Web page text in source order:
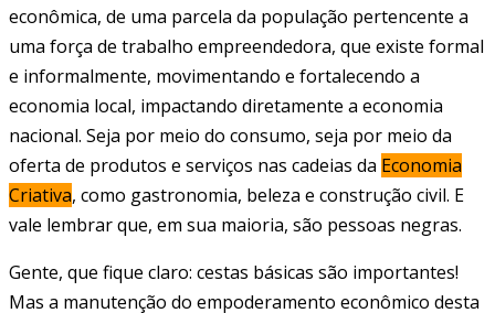
econômica, de uma parcela da população pertencente a
uma força de trabalho empreendedora, que existe formal
e informalmente, movimentando e fortalecendo a
economia local, impactando diretamente a economia
nacional. Seja por meio do consumo, seja por meio da
oferta de produtos e serviços nas cadeias da Economia
Criativa, como gastronomia, beleza e construção civil. E
vale lembrar que, em sua maioria, são pessoas negras.
Gente, que fique claro: cestas básicas são importantes!
Mas a manutenção do empoderamento econômico desta